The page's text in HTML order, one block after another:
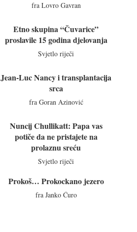
fra Lovro Gavran
Etno skupina “Čuvarice”
proslavile 15 godina djelovanja
Svjetlo riječi
Jean-Luc Nancy i transplantacija
srca
fra Goran Azinović
Nuncij Chullikatt: Papa vas
potiče da ne pristajete na
prolaznu sreću
Svjetlo riječi
Prokoš… Prokockano jezero
fra Janko Ćuro